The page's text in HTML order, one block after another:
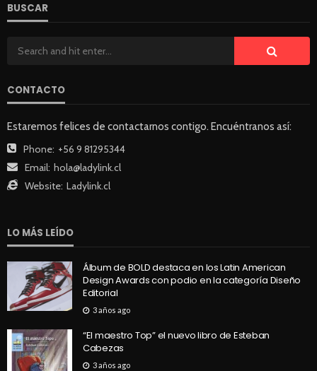
BUSCAR
CONTACTO
Estaremos felices de contactarnos contigo. Encuéntranos así:
Phone: +56 9 81295344
Email: hola@ladylink.cl
Website: Ladylink.cl
LO MÁS LEÍDO
Álbum de BOLD destaca en los Latin American
Design Awards con podio en la categoría Diseño
Editorial
3 años ago
“El maestro Top” el nuevo libro de Esteban
Cabezas
3 años ago